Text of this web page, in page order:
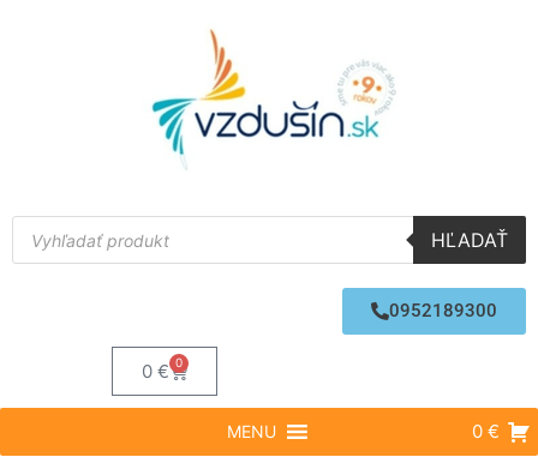
HĽADAŤ
0952189300
0€ 0
MENU 0 €